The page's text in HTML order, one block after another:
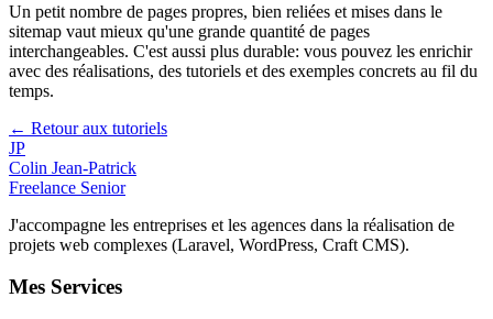
Un petit nombre de pages propres, bien reliées et mises dans le
sitemap vaut mieux qu'une grande quantité de pages
interchangeables. C'est aussi plus durable: vous pouvez les enrichir
avec des réalisations, des tutoriels et des exemples concrets au fil du
temps.
← Retour aux tutoriels
JP
Colin Jean-Patrick
Freelance Senior
J'accompagne les entreprises et les agences dans la réalisation de
projets web complexes (Laravel, WordPress, Craft CMS).
Mes Services